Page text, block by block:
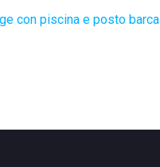
con piscina e posto barca